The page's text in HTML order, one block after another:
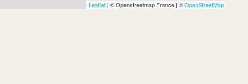
Leaflet | © Openstreetmap France | ©OpenStreetMap